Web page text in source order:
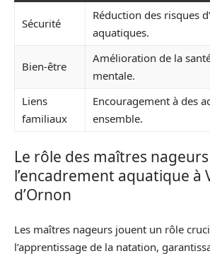
Sécurité
Réduction des risques
aquatiques.
Bien-être
Amélioration de la
mentale.
Liens
familiaux
Encouragement à des
ensemble.
Le rôle des maîtres
l’encadrement aquatique à
d’Ornon
Les maîtres nageurs jouent un rôle
l’apprentissage de la natation,